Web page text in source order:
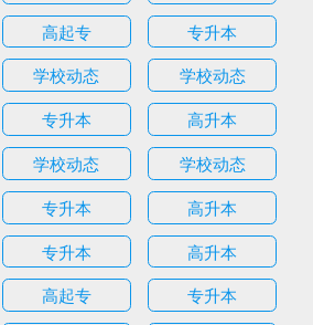
高起专
专升本
学校动态
学校动态
专升本
高升本
学校动态
学校动态
专升本
高升本
专升本
高升本
高起专
专升本